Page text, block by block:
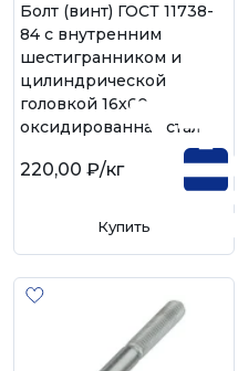
Болт (винт) ГОСТ 11738-
84 с внутренним
шестигранником и
цилиндрической
головкой 16х60,
оксидированная сталь
220,00 ₽/кг
Купить